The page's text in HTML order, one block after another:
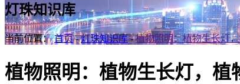
灯珠知识库
当前位置：首页-灯珠知识库-植物照明：植物生长灯
植物照明：植物生长灯，植